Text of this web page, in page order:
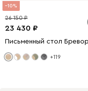
10
23 430
26 150
Письменный стол
+119